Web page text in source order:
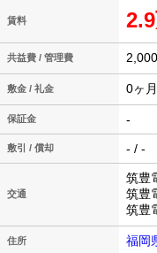
賃料
共益費 / 管理費
敷金 / 礼金 0ヶ
保証金 -
敷引 / 償却 - / -
交通
筑豊
筑豊
筑豊
住所 福岡